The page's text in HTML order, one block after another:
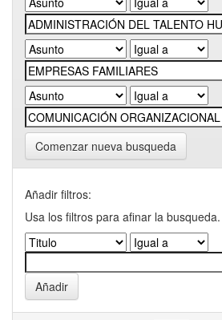
Comenzar nueva busqueda
Añadir filtros:
Usa los filtros para afinar la busqueda.